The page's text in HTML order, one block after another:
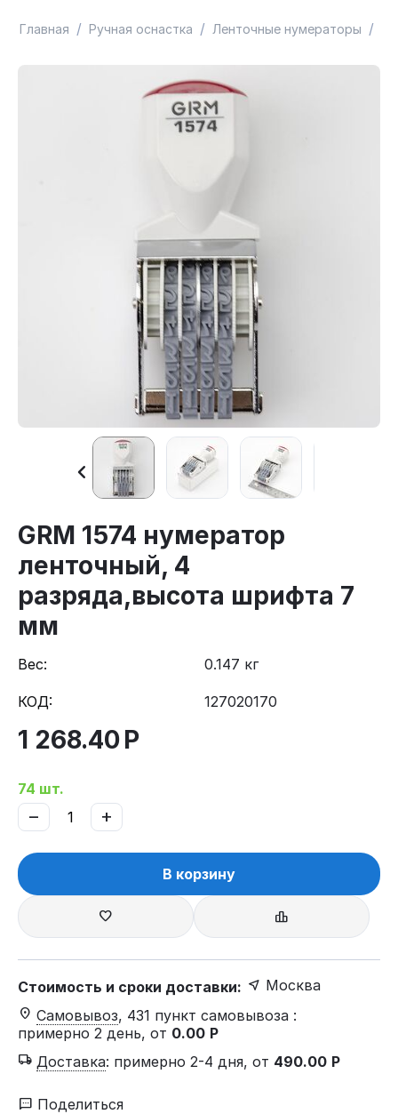
Главная / Ручная оснастка / Ленточные нумераторы /
GRM 1574 нумератор
ленточный, 4
разряда,высота шрифта 7
мм
Вес: 0.147 кг
КОД: 127020170
1 268.40Р
74 шт.
+
−
В корзину
Стоимость и сроки доставки:
Москва
Самовывоз, 431 пункт самовывоза :
примерно 2 день, от 0.00 Р
Доставка: примерно 2-4 дня, от 490.00 Р
Поделиться